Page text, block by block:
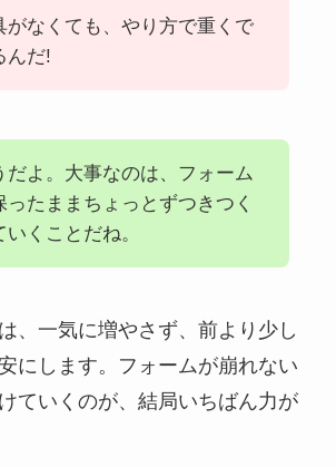
がなくても、やり方で重くで
んだ!
だよ。大事なのは、フォーム
ったままちょっとずつきつく
いくことだね。
、一気に増やさず、前より少し
にします。フォームが崩れない
ていくのが、結局いちばん力が